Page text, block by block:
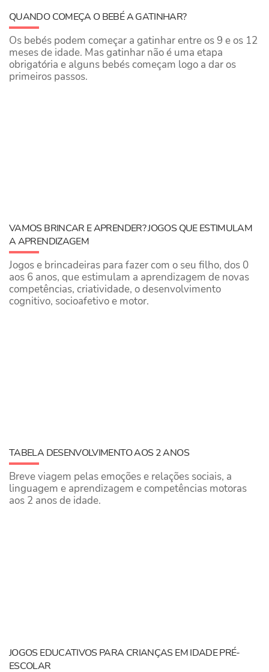
QUANDO COMEÇA O BEBÉ A GATINHAR?
Os bebés podem começar a gatinhar entre os 9 e os 12
meses de idade. Mas gatinhar não é uma etapa
obrigatória e alguns bebés começam logo a dar os
primeiros passos.
VAMOS BRINCAR E APRENDER? JOGOS QUE ESTIMULAM
A APRENDIZAGEM
Jogos e brincadeiras para fazer com o seu filho, dos 0
aos 6 anos, que estimulam a aprendizagem de novas
competências, criatividade, o desenvolvimento
cognitivo, socioafetivo e motor.
TABELA DESENVOLVIMENTO AOS 2 ANOS
Breve viagem pelas emoções e relações sociais, a
linguagem e aprendizagem e competências motoras
aos 2 anos de idade.
JOGOS EDUCATIVOS PARA CRIANÇAS EM IDADE PRÉ-
ESCOLAR